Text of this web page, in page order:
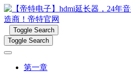
Toggle Search
Toggle Search
第一章